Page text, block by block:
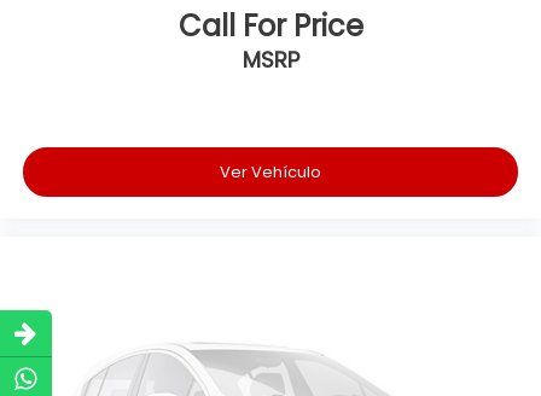
Call For Price
MSRP
Ver Vehículo